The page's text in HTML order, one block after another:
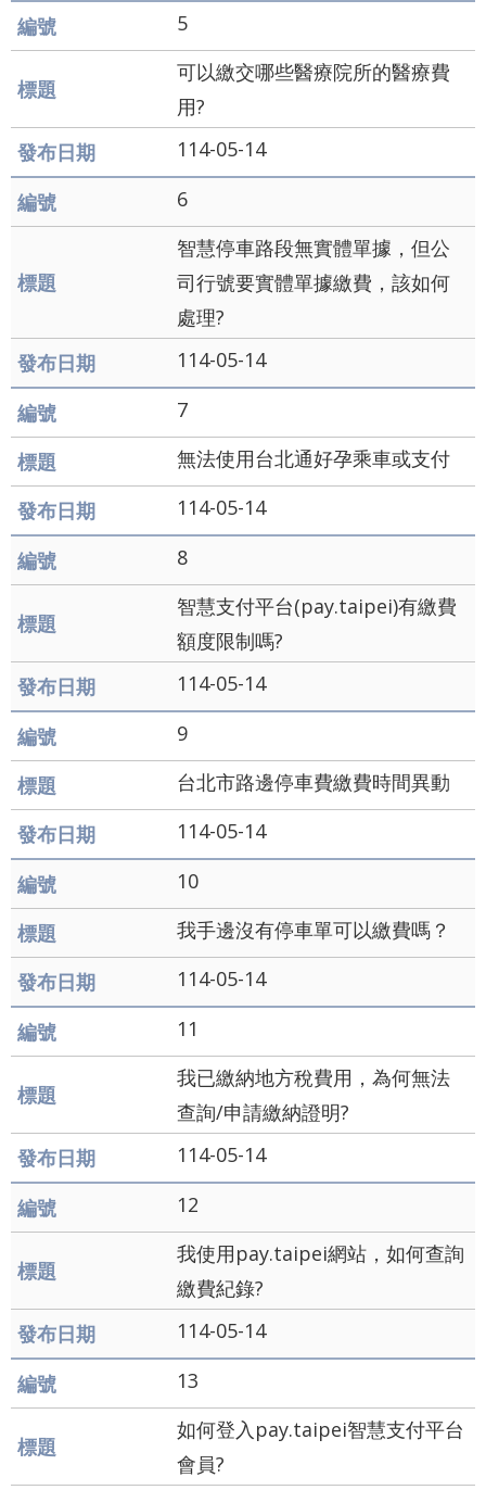
情
系
統
常
見
問
答
台
通
府
網
站
資
料
放
宣
告
隱
私
權
及
資
訊
安
全
政
聯
絡
我
們
雙
辭
彙
5
可以繳交哪些醫療院所的醫療費
用?
114-05-14
6
智慧停車路段無實體單據，但公
司行號要實體單據繳費，該如何
處理?
114-05-14
7
無法使用台北通好孕乘車或支付
114-05-14
8
智慧支付平台(pay.taipei)有繳費
額度限制嗎?
114-05-14
9
台北市路邊停車費繳費時間異動
114-05-14
10
我手邊沒有停車單可以繳費嗎？
114-05-14
11
我已繳納地方稅費用，為何無法
查詢/申請繳納證明?
114-05-14
12
我使用pay.taipei網站，如何查詢
繳費紀錄?
114-05-14
13
如何登入pay.taipei智慧支付平台
會員?